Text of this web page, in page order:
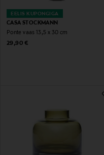
EELIS KUPONGIGA
CASA STOCKMANN
Ponte vaas 13,5 x 30 cm
Original Price
29,90 €